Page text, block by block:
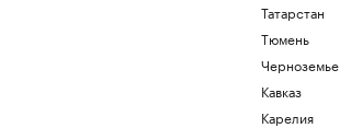
Татарстан
Тюмень
Черноземье
Кавказ
Карелия